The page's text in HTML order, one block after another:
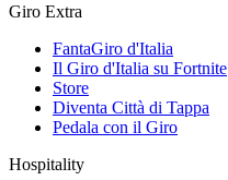
Giro Extra
FantaGiro d'Italia
Il Giro d'Italia su Fortnite
Store
Diventa Città di Tappa
Pedala con il Giro
Hospitality